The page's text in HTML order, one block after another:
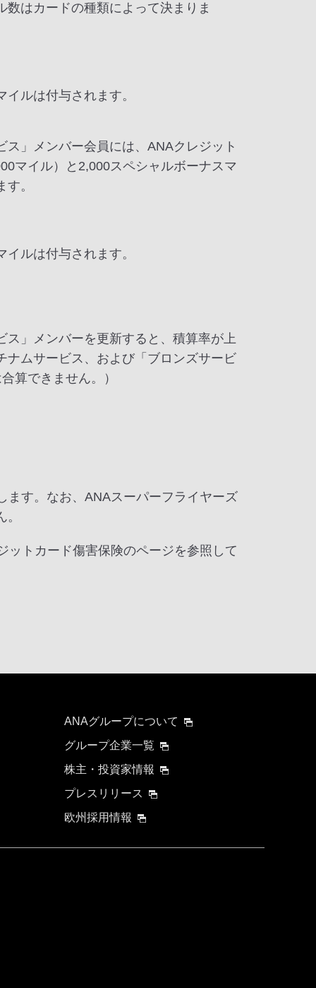
はカードの種類によって決まりま
ルは付与されます。
」メンバー会員には、ANAクレジット
マイル）と2,000スペシャルボーナスマ
。
ルは付与されます。
」メンバーを更新すると、積算率が上
ムサービス、および「ブロンズサービ
算できません。）
ます。なお、ANAスーパーフライヤーズ
ットカード傷害保険のページを参照して
ANAグループについて
グループ企業一覧
株主・投資家情報
プレスリリース
欧州採用情報